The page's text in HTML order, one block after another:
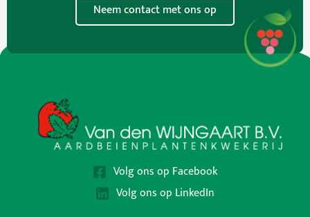
Neem contact met ons op
Volg ons op Facebook
Volg ons op LinkedIn